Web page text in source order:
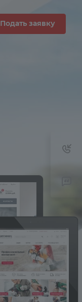
Подать заявку